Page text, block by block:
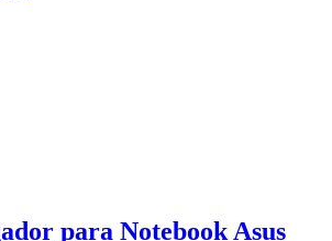
para Notebook Asus